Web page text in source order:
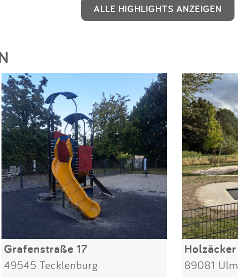
ALLE HIGHLIGHTS ANZEIGEN
Grafenstraße 17
49545 Tecklenburg
Holzäcker
89081 Ulm